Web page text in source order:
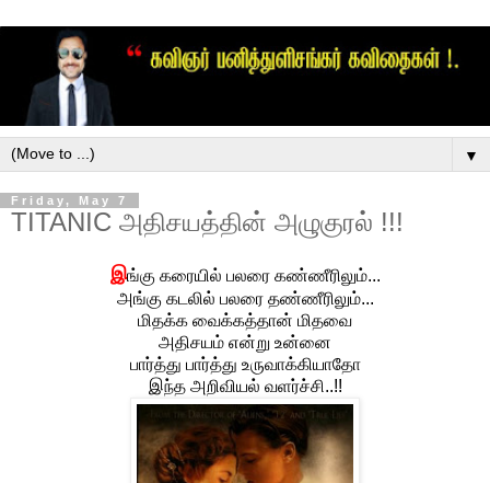
▼
Friday, May 7
TITANIC அதிசயத்தின் அழுகுரல் !!!
இங்கு கரையில் பலரை கண்ணீரிலும்...
அங்கு கடலில் பலரை தண்ணீரிலும்...
மிதக்க வைக்கத்தான் மிதவை
அதிசயம் என்று உன்னை
பார்த்து பார்த்து உருவாக்கியாதோ
இந்த அறிவியல் வளர்ச்சி..!!